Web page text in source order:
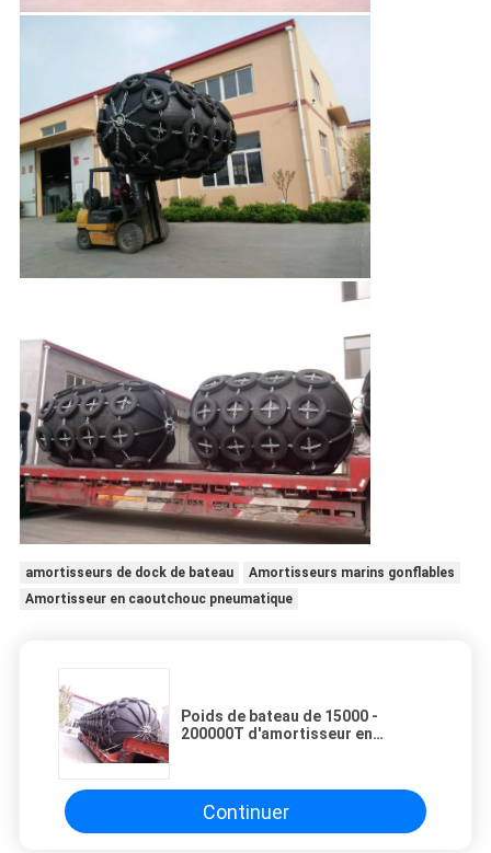
amortisseurs de dock de bateau
Amortisseurs marins gonflables
Amortisseur en caoutchouc pneumatique
Poids de bateau de 15000 -
200000T d'amortisseur en
Continuer